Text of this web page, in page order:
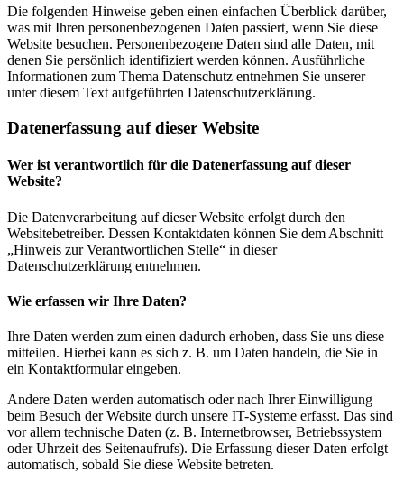
Die folgenden Hinweise geben einen einfachen Überblick darüber,
was mit Ihren personenbezogenen Daten passiert, wenn Sie diese
Website besuchen. Personenbezogene Daten sind alle Daten, mit
denen Sie persönlich identifiziert werden können. Ausführliche
Informationen zum Thema Datenschutz entnehmen Sie unserer
unter diesem Text aufgeführten Datenschutzerklärung.
Datenerfassung auf dieser Website
Wer ist verantwortlich für die Datenerfassung auf dieser
Website?
Die Datenverarbeitung auf dieser Website erfolgt durch den
Websitebetreiber. Dessen Kontaktdaten können Sie dem Abschnitt
„Hinweis zur Verantwortlichen Stelle“ in dieser
Datenschutzerklärung entnehmen.
Wie erfassen wir Ihre Daten?
Ihre Daten werden zum einen dadurch erhoben, dass Sie uns diese
mitteilen. Hierbei kann es sich z. B. um Daten handeln, die Sie in
ein Kontaktformular eingeben.
Andere Daten werden automatisch oder nach Ihrer Einwilligung
beim Besuch der Website durch unsere IT-Systeme erfasst. Das sind
vor allem technische Daten (z. B. Internetbrowser, Betriebssystem
oder Uhrzeit des Seitenaufrufs). Die Erfassung dieser Daten erfolgt
automatisch, sobald Sie diese Website betreten.